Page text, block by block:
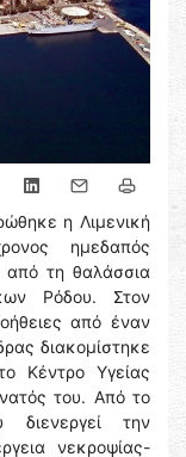
η Λιμενική
ημεδαπός
από τη θαλάσσια
Ρόδου. Στον
από έναν
διακομίστηκε
Κέντρο Υγείας
του. Από το
διενεργεί την
νεκροψίας-